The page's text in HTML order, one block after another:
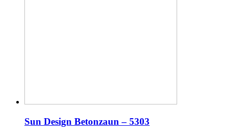
Sun Design Betonzaun – 5303